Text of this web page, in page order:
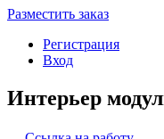
Разместить заказ
Регистрация
Вход
Интерьер